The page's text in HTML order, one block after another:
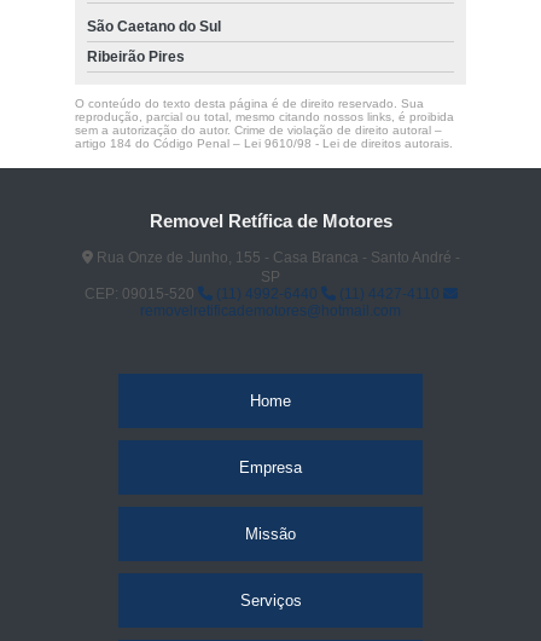
São Caetano do Sul
Ribeirão Pires
O conteúdo do texto desta página é de direito reservado. Sua
reprodução, parcial ou total, mesmo citando nossos links, é proibida
sem a autorização do autor. Crime de violação de direito autoral –
artigo 184 do Código Penal – Lei 9610/98 - Lei de direitos autorais.
Removel Retífica de Motores
Rua Onze de Junho, 155 - Casa Branca - Santo André -
SP
CEP: 09015-520
(11) 4992-6440
(11) 4427-4110
removelretificademotores@hotmail.com
Home
Empresa
Missão
Serviços